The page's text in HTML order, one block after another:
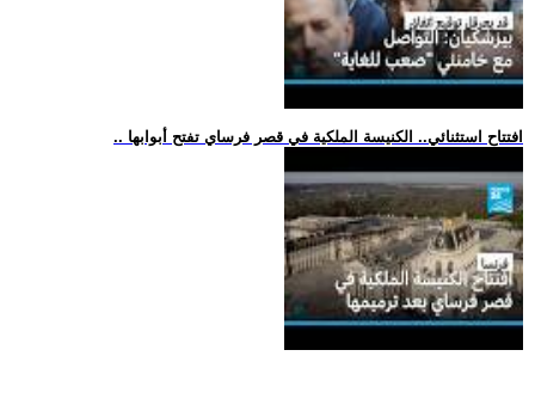
.. افتتاح استثنائي.. الكنيسة الملكية في قصر فرساي تفتح أبوابها